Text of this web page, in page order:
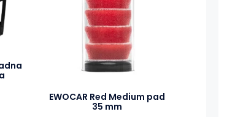
EWOCAR Red Medium pad
35 mm